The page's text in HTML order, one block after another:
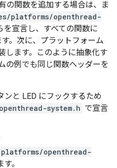
の関数を追加する場合は、ま
platforms/openthread-
を宣言し、すべての関数に
。次に、プラットフォーム
します。このように抽象化す
の例でも同じ関数ヘッダーを
ンと LED にフックするため
openthread-system.h で宣言
openthread-
。